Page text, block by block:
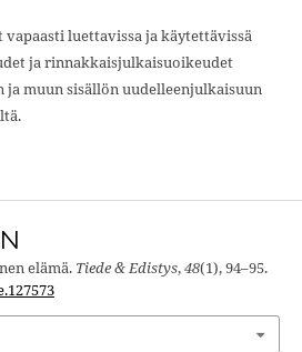
luettavissa ja käytettävissä
ja rinnakkaisjulkaisuoikeudet
ja muun sisällön uudelleenjulkaisuun
elämä. Tiede & Edistys,48(1), 94–95.